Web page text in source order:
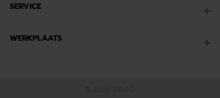
SERVICE
WERKPLAATS
© 2026, VELOO